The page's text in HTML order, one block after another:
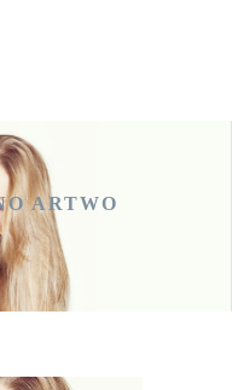
ARTWO